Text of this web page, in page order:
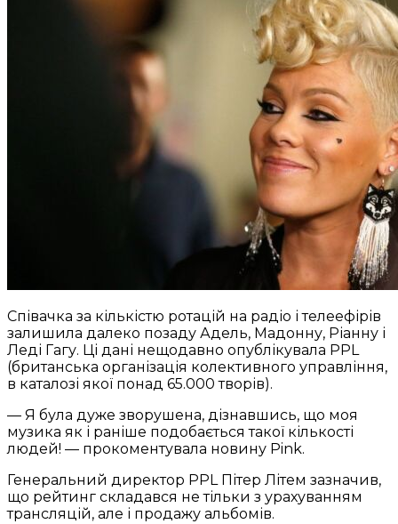
Співачка за кількістю ротацій на радіо і телеефірів
залишила далеко позаду Адель, Мадонну, Ріанну і
Леді Гагу. Ці дані нещодавно опублікувала PPL
(британська організація колективного управління,
в каталозі якої понад 65.000 творів).
— Я була дуже зворушена, дізнавшись, що моя
музика як і раніше подобається такої кількості
людей! — прокоментувала новину Pink.
Генеральний директор PPL Пітер Літем зазначив,
що рейтинг складався не тільки з урахуванням
трансляцій, але і продажу альбомів.